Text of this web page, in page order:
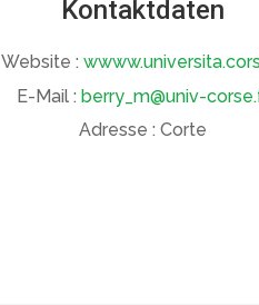
Kontaktdaten
Website :
E-Mail : berry_m@univ-
Adresse :Corte